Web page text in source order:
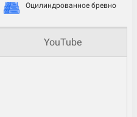
Оцилиндрованное бревно
YouTube